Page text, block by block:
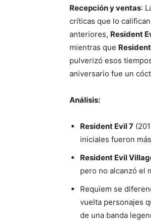
Recepción y ventas:
críticas que lo
anteriores, Resident
mientras que
pulverizó esos
aniversario fue un
Análisis:
Resident Evil 7
iniciales fueron
Resident Evil
pero no alcanzó el
Requiem se
vuelta personajes
de una banda